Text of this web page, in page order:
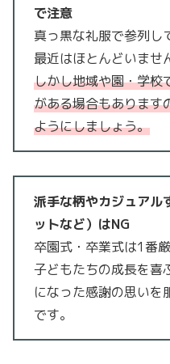
で注意
真っ黒な礼服で参列し
最近はほとんどいませ
しかし地域や園・学校
がある場合もあります
ようにしましょう。
派手な柄やカジュアル
ットなど）はNG
卒園式・卒業式は1番
子どもたちの成長を喜
になった感謝の思いを
です。